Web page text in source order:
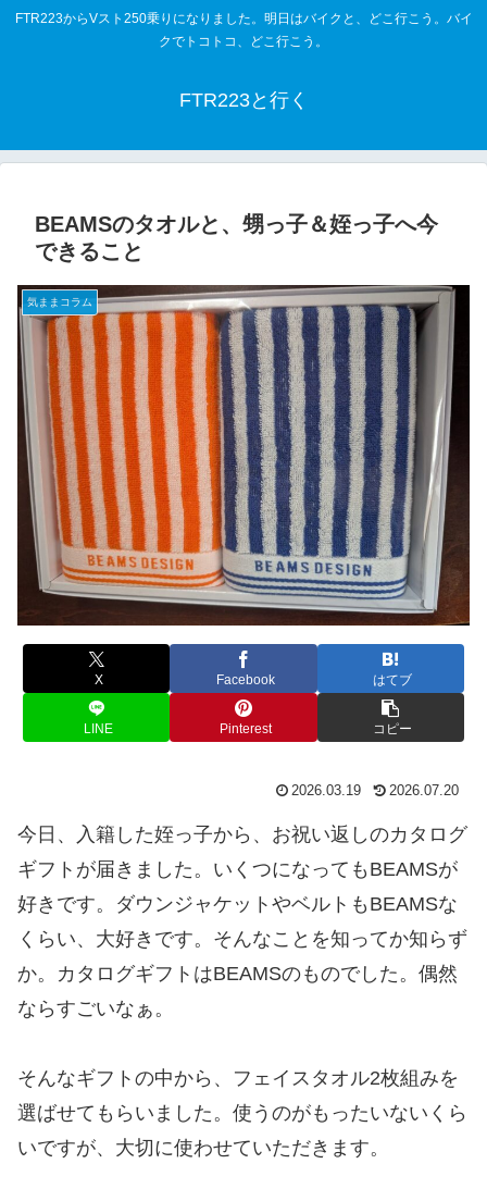
FTR223からVスト250乗りになりました。明日はバイクと、どこ行こう。バイ
クでトコトコ、どこ行こう。
FTR223と行く
BEAMSのタオルと、甥っ子＆姪っ子へ今
できること
気ままコラム
X Facebook はてブ
LINE Pinterest コピー
2026.03.19 2026.07.20
今日、入籍した姪っ子から、お祝い返しのカタログ
ギフトが届きました。いくつになってもBEAMSが
好きです。ダウンジャケットやベルトもBEAMSな
くらい、大好きです。そんなことを知ってか知らず
か。カタログギフトはBEAMSのものでした。偶然
ならすごいなぁ。
そんなギフトの中から、フェイスタオル2枚組みを
選ばせてもらいました。使うのがもったいないくら
いですが、大切に使わせていただきます。